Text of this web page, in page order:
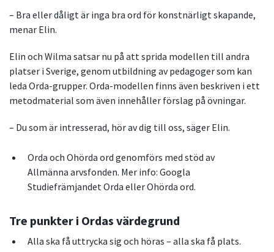
– Bra eller dåligt är inga bra ord för konstnärligt skapande,
menar Elin.
Elin och Wilma satsar nu på att sprida modellen till andra
platser i Sverige, genom utbildning av pedagoger som kan
leda Orda-grupper. Orda-modellen finns även beskriven i ett
metodmaterial som även innehåller förslag på övningar.
– Du som är intresserad, hör av dig till oss, säger Elin.
Orda och Ohörda ord genomförs med stöd av
Allmänna arvsfonden. Mer info: Googla
Studiefrämjandet Orda eller Ohörda ord.
Tre punkter i Ordas värdegrund
Alla ska få uttrycka sig och höras – alla ska få plats.